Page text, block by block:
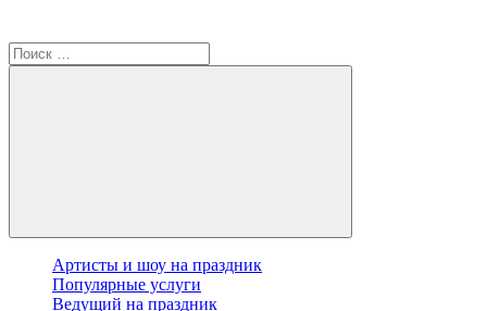
Артисты и шоу на праздник
Популярные услуги
Ведущий на праздник